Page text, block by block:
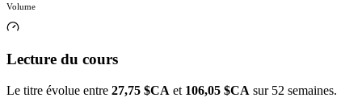
Volume
Lecture du cours
Le titre évolue entre 27,75 $CA et 106,05 $CA sur 52 semaines.